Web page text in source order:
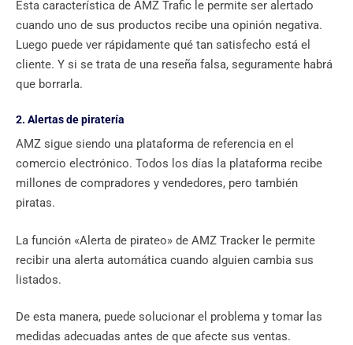
Esta característica de AMZ Trafic le permite ser alertado
cuando uno de sus productos recibe una opinión negativa.
Luego puede ver rápidamente qué tan satisfecho está el
cliente. Y si se trata de una reseña falsa, seguramente habrá
que borrarla.
2. Alertas de piratería
AMZ sigue siendo una plataforma de referencia en el
comercio electrónico. Todos los días la plataforma recibe
millones de compradores y vendedores, pero también
piratas.
La función «Alerta de pirateo» de AMZ Tracker le permite
recibir una alerta automática cuando alguien cambia sus
listados.
De esta manera, puede solucionar el problema y tomar las
medidas adecuadas antes de que afecte sus ventas.